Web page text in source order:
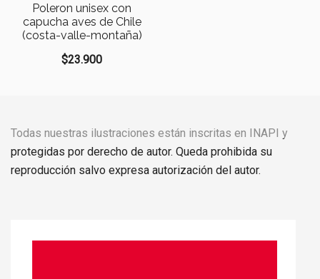
Poleron unisex con
capucha aves de Chile
(costa-valle-montaña)
$23.900
Todas nuestras ilustraciones están inscritas en INAPI y
protegidas por derecho de autor. Queda prohibida su
reproducción salvo expresa autorización del autor.